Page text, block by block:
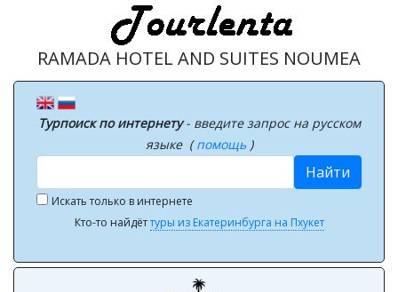
RAMADA HOTEL AND SUITES NOUMEA
Турпоиск по интернету- введите запрос на русском
языке (помощь )
Найти
Искать только в интернете
Кто-то найдёттуры из Екатеринбурга на Пхукет